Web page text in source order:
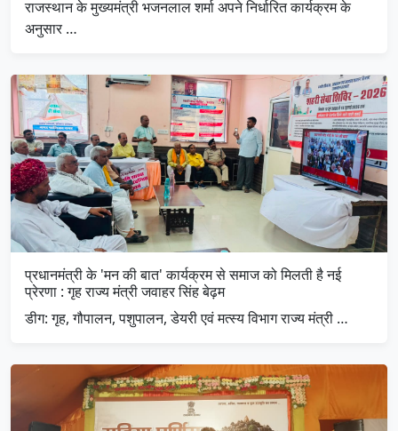
राजस्थान के मुख्यमंत्री भजनलाल शर्मा अपने निर्धारित कार्यक्रम के
अनुसार …
प्रधानमंत्री के 'मन की बात' कार्यक्रम से समाज को मिलती है नई
प्रेरणा : गृह राज्य मंत्री जवाहर सिंह बेढ़म
डीग: गृह, गौपालन, पशुपालन, डेयरी एवं मत्स्य विभाग राज्य मंत्री …